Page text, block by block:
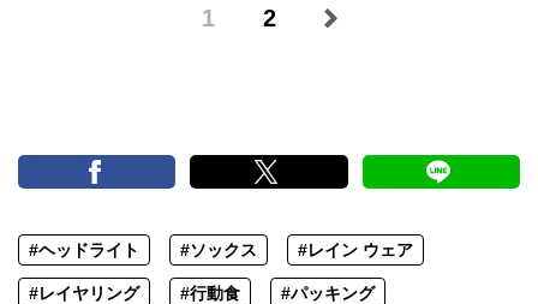
1 2
#ヘッドライト #ソックス #レイン ウェア
#レイヤリング #行動食 #パッキング